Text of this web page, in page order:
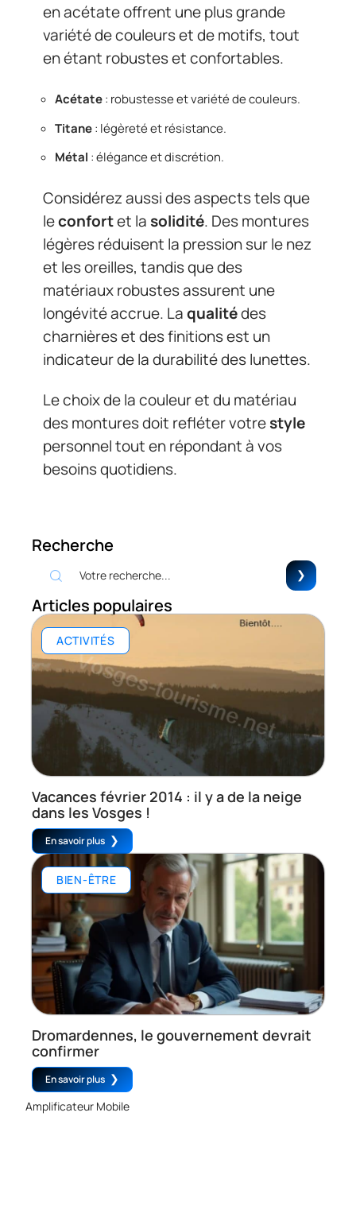
en acétate offrent une plus grande
variété de couleurs et de motifs, tout
en étant robustes et confortables.
Acétate: robustesse et variété de couleurs.
Titane: légèreté et résistance.
Métal : élégance et discrétion.
Considérez aussi des aspects tels que
leconfortet la solidité. Des montures
légères réduisent la pression sur le nez
et les oreilles, tandis que des
matériaux robustes assurent une
longévité accrue. Laqualitédes
charnières et des finitions est un
indicateur de la durabilité des lunettes.
Le choix de la couleur et du matériau
des montures doit refléter votrestyle
personnel tout en répondant à vos
besoins quotidiens.
Recherche
Articles populaires
ACTIVITÉS
Vacances février 2014 : il y a de la neige
dans les Vosges !
En savoir plus
BIEN-ÊTRE
Dromardennes, le gouvernement devrait
confirmer
En savoir plus
Amplificateur Mobile